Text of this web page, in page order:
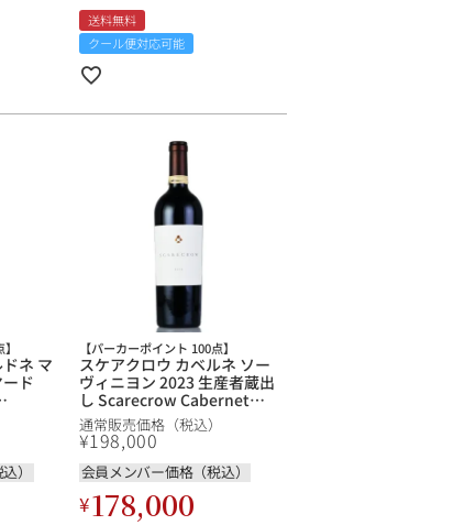
送料無料
クール便対応可能
ネ マ
ド
フォ
）
【パーカーポイント 100点】
スケアクロウ カベルネ ソー
ヴィニヨン 2023 生産者蔵出
し Scarecrow Cabernet
Sauvignon アメリカ カリフ
ォルニア 赤ワイン 新入荷
通常販売価格（税込）
¥198,000
会員メンバー価格（税込）
¥178,000